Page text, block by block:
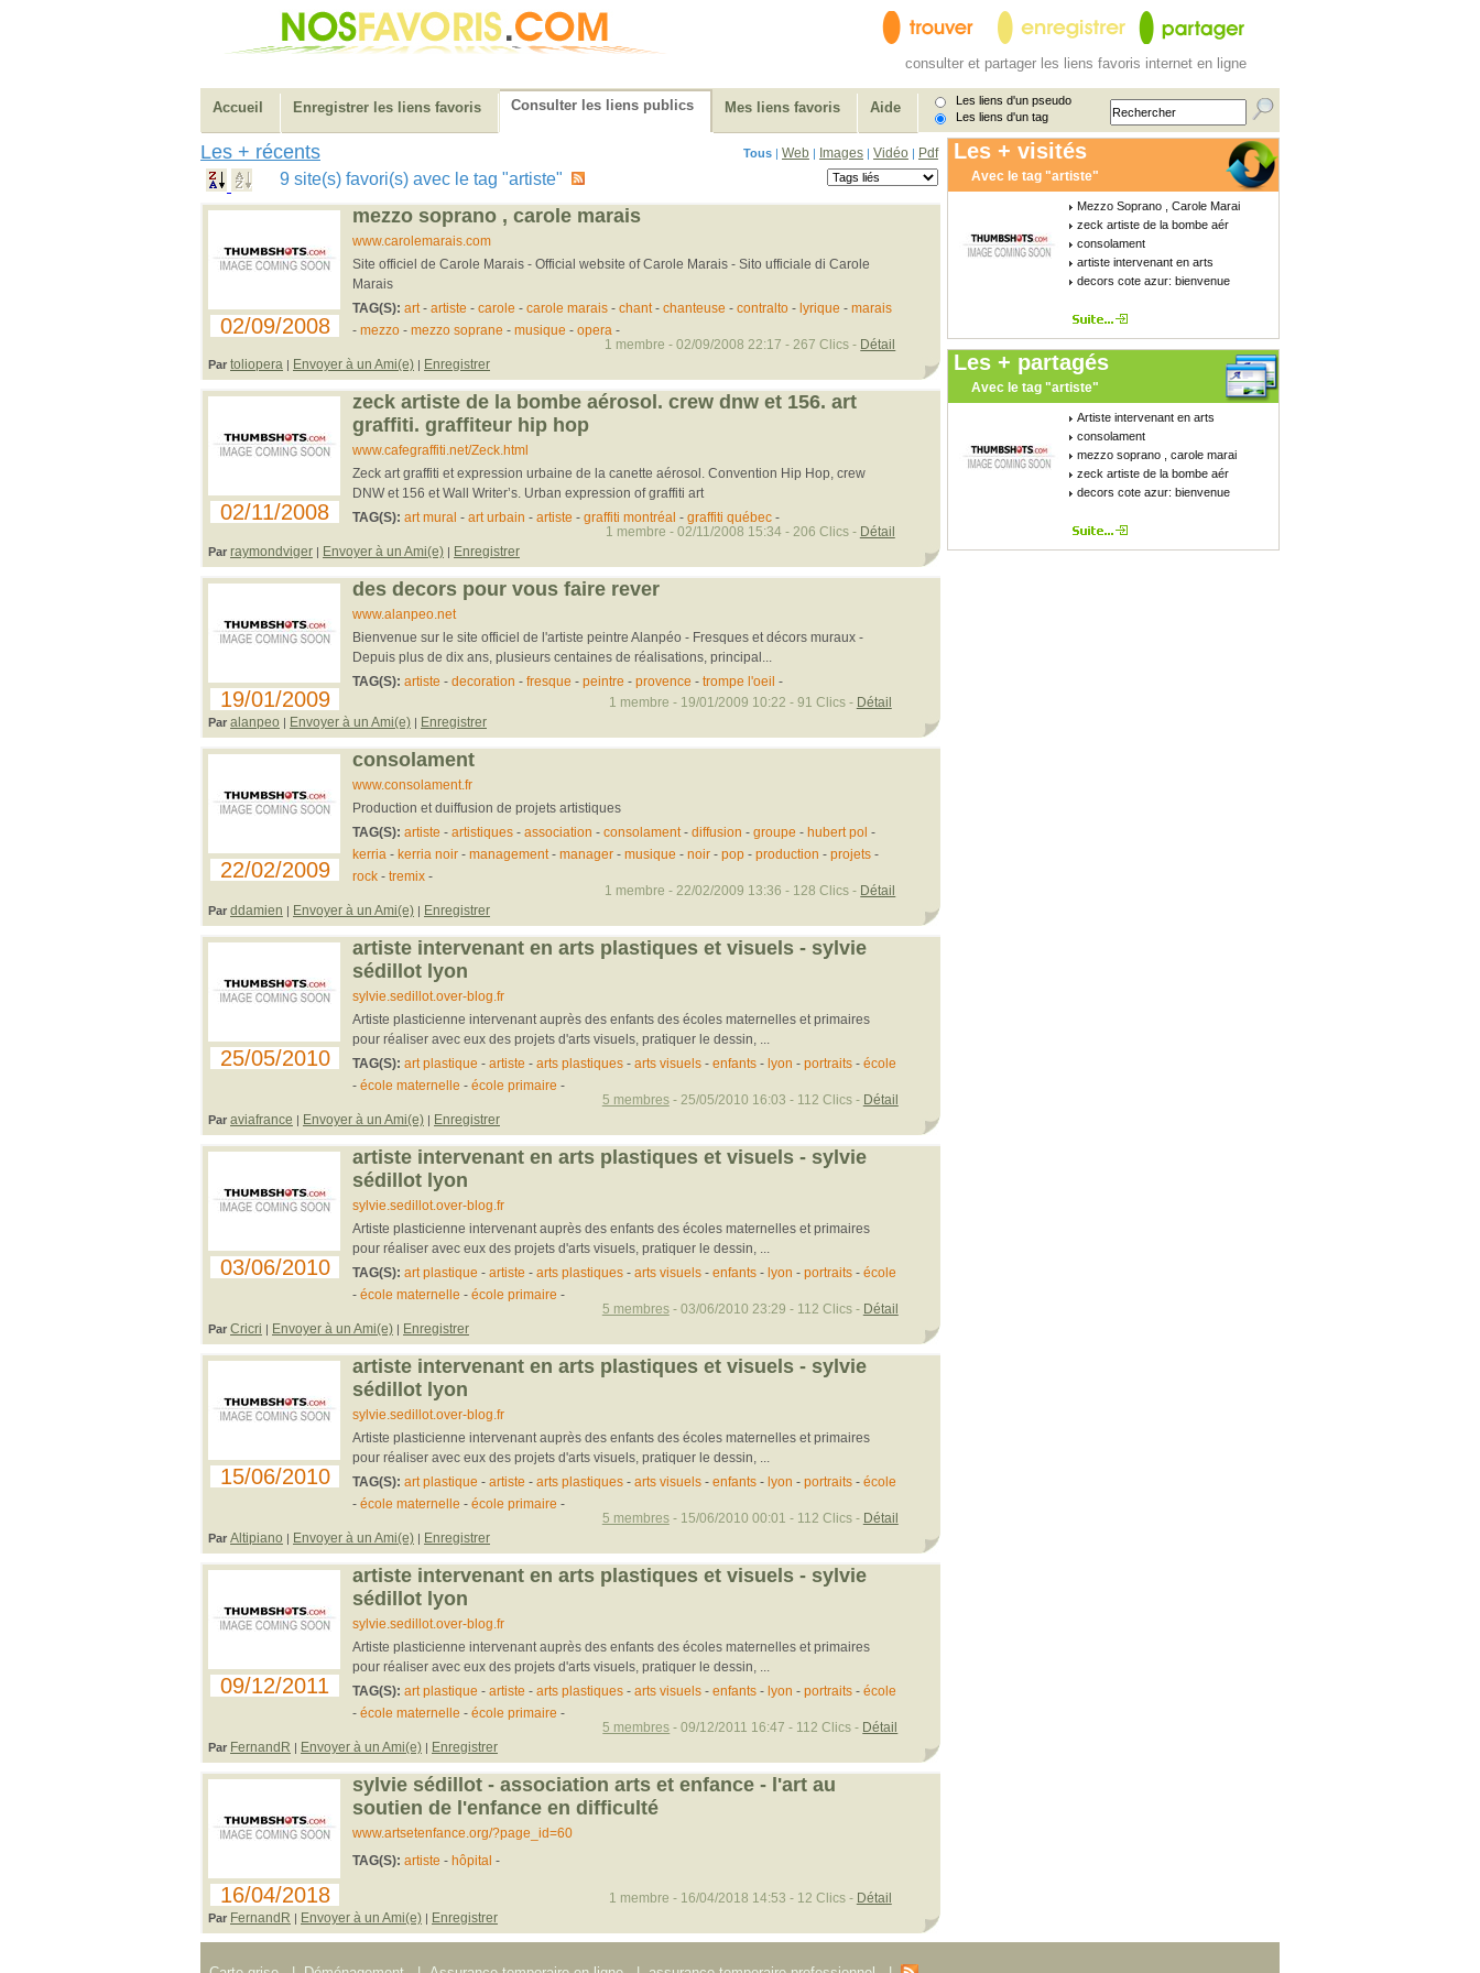
consulter et partager les liens favoris internet en ligne
Accueil Enregistrer les liens favoris Consulter les liens publics Mes liens favoris Aide
Les liens d'un pseudo
Les liens d'un tag
Les + récents Tous | Web | Images | Vidéo | Pdf
9 site(s) favori(s) avec le tag "artiste"
02/09/2008
mezzo soprano , carole marais
www.carolemarais.com
Site officiel de Carole Marais - Official website of Carole Marais - Sito ufficiale di Carole
Marais
TAG(S): art- artiste - carole - carole marais- chant- chanteuse - contralto- lyrique - marais
- mezzo- mezzo soprane - musique - opera -
Par toliopera | Envoyer à un Ami(e) | Enregistrer
1 membre - 02/09/2008 22:17 - 267 Clics - Détail
02/11/2008
zeck artiste de la bombe aérosol. crew dnw et 156. art
graffiti. graffiteur hip hop
www.cafegraffiti.net/Zeck.html
Zeck art graffiti et expression urbaine de la canette aérosol. Convention Hip Hop, crew
DNW et 156 et Wall Writer’s. Urban expression of graffiti art
TAG(S): art mural - art urbain - artiste - graffiti montréal - graffiti québec-
Par raymondviger | Envoyer à un Ami(e) | Enregistrer
1 membre - 02/11/2008 15:34 - 206 Clics - Détail
19/01/2009
des decors pour vous faire rever
www.alanpeo.net
Bienvenue sur le site officiel de l'artiste peintre Alanpéo - Fresques et décors muraux -
Depuis plus de dix ans, plusieurs centaines de réalisations, principal...
TAG(S): artiste - decoration - fresque - peintre - provence - trompe l'oeil -
Par alanpeo | Envoyer à un Ami(e) | Enregistrer
1 membre - 19/01/2009 10:22 - 91 Clics - Détail
22/02/2009
consolament
www.consolament.fr
Production et duiffusion de projets artistiques
TAG(S): artiste - artistiques- association - consolament- diffusion - groupe - hubert pol -
kerria - kerria noir- management- manager- musique - noir- pop - production - projets-
rock- tremix-
Par ddamien | Envoyer à un Ami(e) | Enregistrer
1 membre - 22/02/2009 13:36 - 128 Clics - Détail
25/05/2010
artiste intervenant en arts plastiques et visuels - sylvie
sédillot lyon
sylvie.sedillot.over-blog.fr
Artiste plasticienne intervenant auprès des enfants des écoles maternelles et primaires
pour réaliser avec eux des projets d'arts visuels, pratiquer le dessin, ...
TAG(S): art plastique - artiste - arts plastiques- arts visuels- enfants- lyon - portraits- école
- école maternelle - école primaire -
Par aviafrance | Envoyer à un Ami(e) | Enregistrer
5 membres- 25/05/2010 16:03 - 112 Clics - Détail
03/06/2010
artiste intervenant en arts plastiques et visuels - sylvie
sédillot lyon
sylvie.sedillot.over-blog.fr
Artiste plasticienne intervenant auprès des enfants des écoles maternelles et primaires
pour réaliser avec eux des projets d'arts visuels, pratiquer le dessin, ...
TAG(S): art plastique - artiste - arts plastiques- arts visuels- enfants- lyon - portraits- école
- école maternelle - école primaire -
Par Cricri | Envoyer à un Ami(e) | Enregistrer
5 membres- 03/06/2010 23:29 - 112 Clics - Détail
15/06/2010
artiste intervenant en arts plastiques et visuels - sylvie
sédillot lyon
sylvie.sedillot.over-blog.fr
Artiste plasticienne intervenant auprès des enfants des écoles maternelles et primaires
pour réaliser avec eux des projets d'arts visuels, pratiquer le dessin, ...
TAG(S): art plastique - artiste - arts plastiques- arts visuels- enfants- lyon - portraits- école
- école maternelle - école primaire -
Par Altipiano | Envoyer à un Ami(e) | Enregistrer
5 membres- 15/06/2010 00:01 - 112 Clics - Détail
09/12/2011
artiste intervenant en arts plastiques et visuels - sylvie
sédillot lyon
sylvie.sedillot.over-blog.fr
Artiste plasticienne intervenant auprès des enfants des écoles maternelles et primaires
pour réaliser avec eux des projets d'arts visuels, pratiquer le dessin, ...
TAG(S): art plastique - artiste - arts plastiques- arts visuels- enfants- lyon - portraits- école
- école maternelle - école primaire -
Par FernandR | Envoyer à un Ami(e) | Enregistrer
5 membres - 09/12/2011 16:47 - 112 Clics - Détail
16/04/2018
sylvie sédillot - association arts et enfance - l'art au
soutien de l'enfance en difficulté
www.artsetenfance.org/?page_id=60
TAG(S): artiste - hôpital -
Par FernandR | Envoyer à un Ami(e) | Enregistrer
1 membre - 16/04/2018 14:53 - 12 Clics - Détail
Les + visités
Avec le tag "artiste"
Mezzo Soprano , Carole Marai
zeck artiste de la bombe aér
consolament
artiste intervenant en arts
decors cote azur: bienvenue
Les + partagés
Avec le tag "artiste"
Artiste intervenant en arts
consolament
mezzo soprano , carole marai
zeck artiste de la bombe aér
decors cote azur: bienvenue